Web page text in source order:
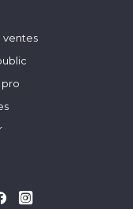
ventes
pro